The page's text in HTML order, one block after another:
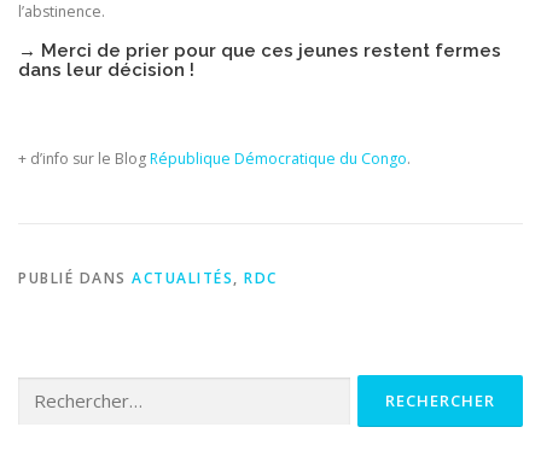
l’abstinence.
→ Merci de prier pour que ces jeunes restent fermes
dans leur décision !
+ d’info sur le BlogRépublique Démocratique du Congo.
PUBLIÉ DANS ACTUALITÉS, RDC